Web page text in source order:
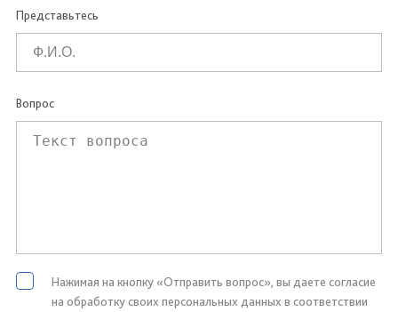
Представьтесь
Вопрос
Нажимая на кнопку «Отправить вопрос», вы даете согласие
на обработку своих персональных данных в соответствии